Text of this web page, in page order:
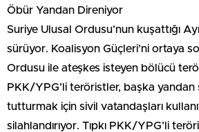
Öbür Yandan Direniyor
Suriye Ulusal Ordusu’nun kuşattığı
sürüyor. Koalisyon Güçleri’ni ortaya
Ordusu ile ateşkes isteyen bölücü
PKK/YPG’li teröristler, başka
tutturmak için sivil vatandaşları
silahlandırıyor. Tıpkı PKK/YPG’li